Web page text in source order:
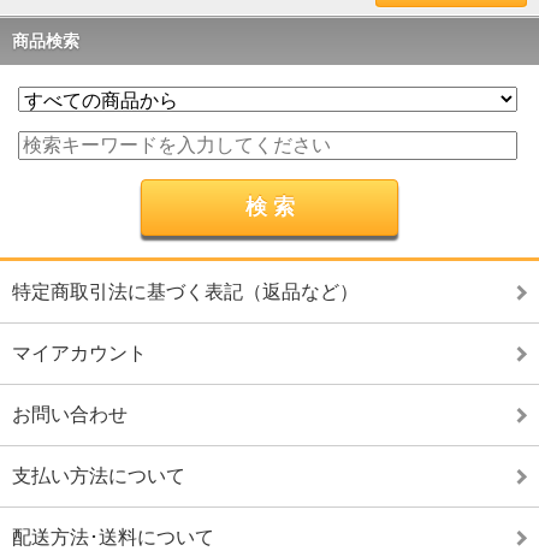
商品検索
特定商取引法に基づく表記（返品など）
マイアカウント
お問い合わせ
支払い方法について
配送方法･送料について